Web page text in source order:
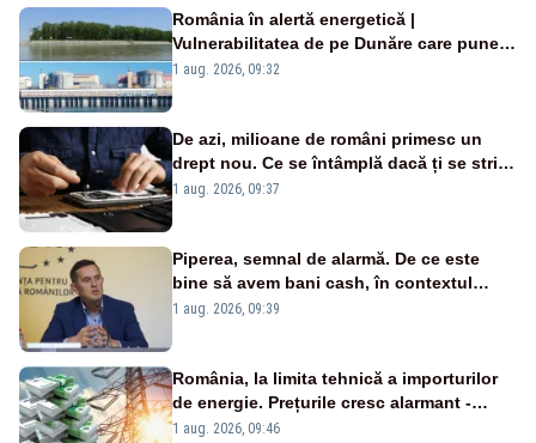
România în alertă energetică |
Vulnerabilitatea de pe Dunăre care pune
în pericol Centrala Cernavodă era
1 aug. 2026, 09:32
De azi, milioane de români primesc un
drept nou. Ce se întâmplă dacă ți se strică
un produs
1 aug. 2026, 09:37
Piperea, semnal de alarmă. De ce este
bine să avem bani cash, în contextul
alertei energetice?
1 aug. 2026, 09:39
România, la limita tehnică a importurilor
de energie. Prețurile cresc alarmant -
Analiză Realitatea Plus
1 aug. 2026, 09:46